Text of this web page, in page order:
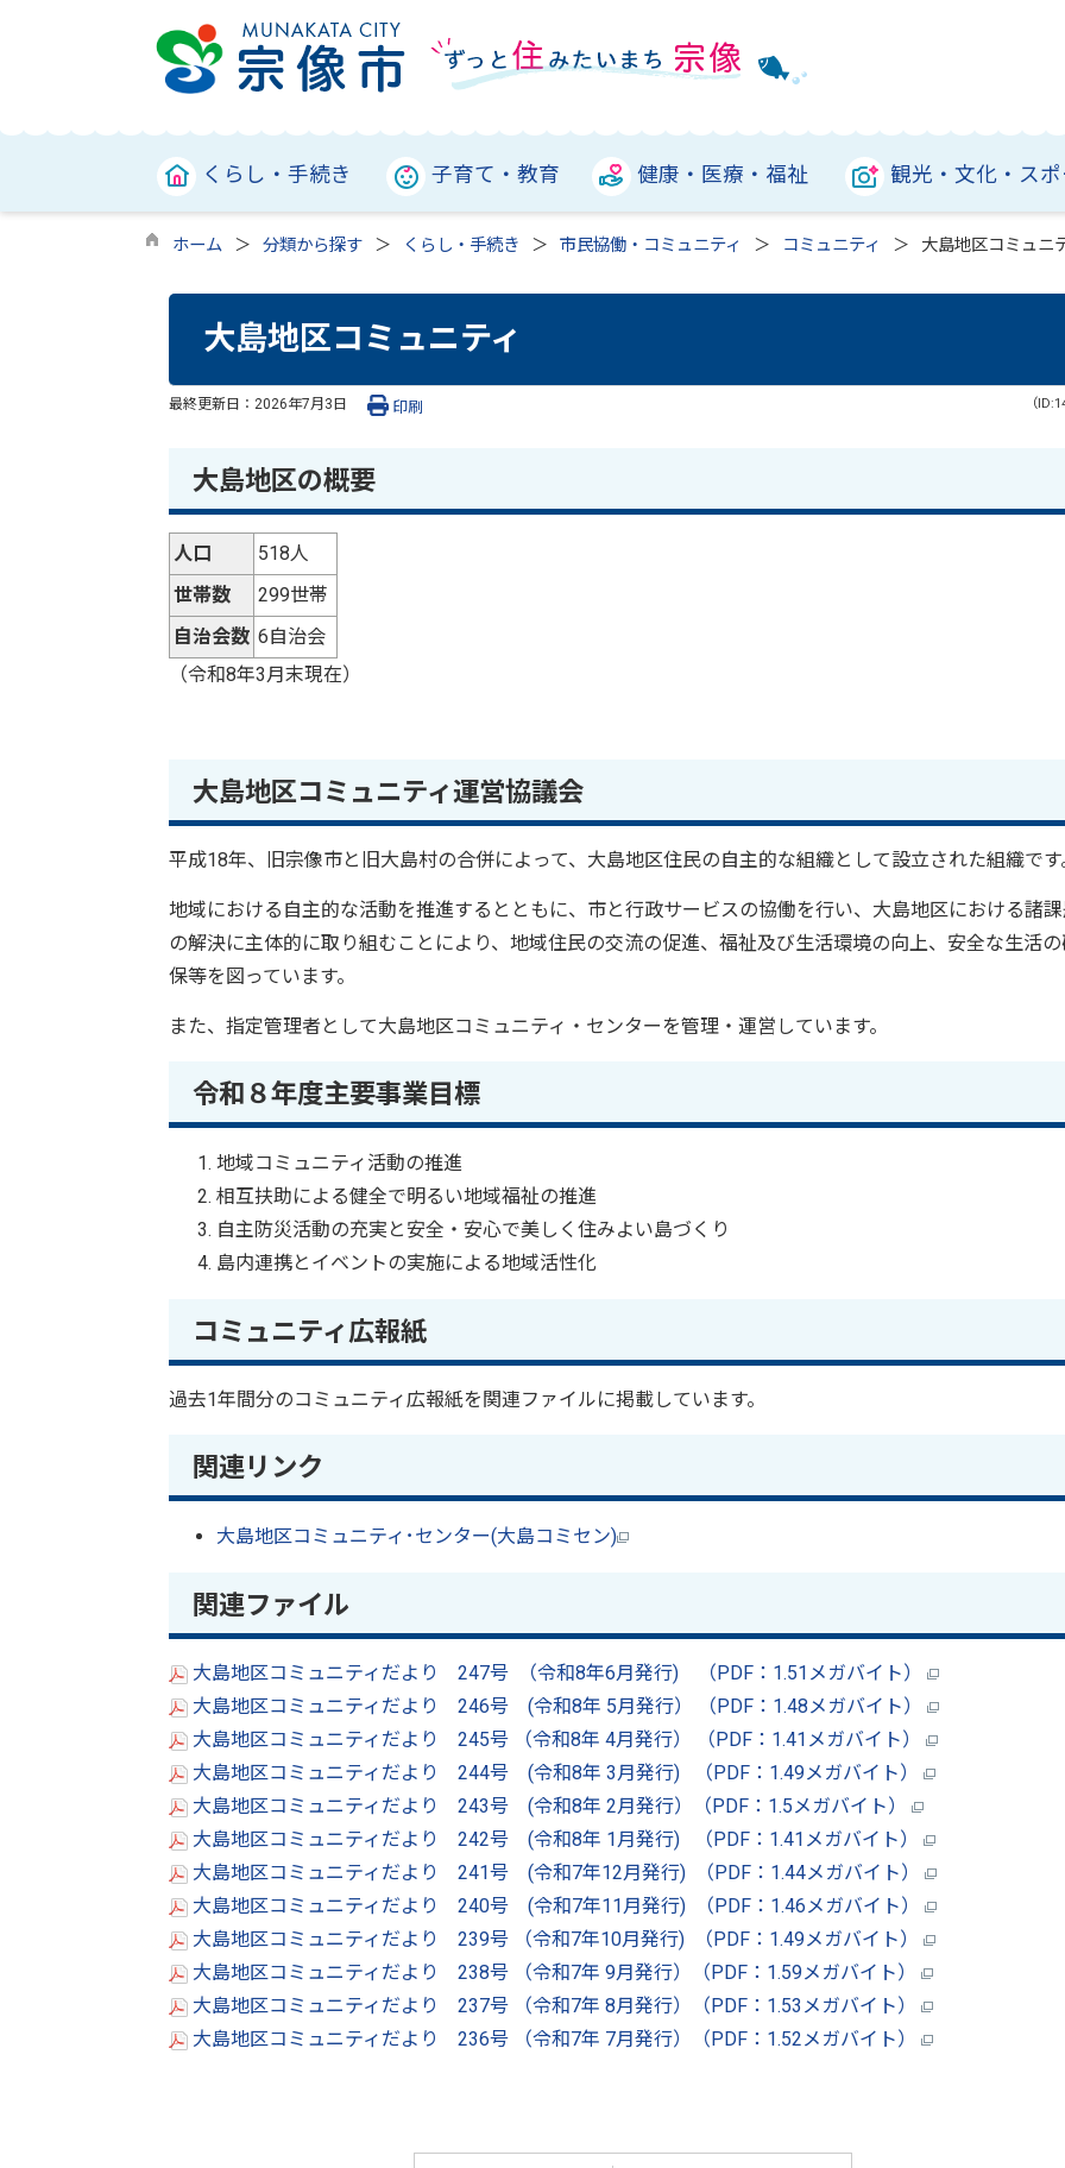
くらし・手続き 子育て・教育 健康・医療・福祉 観光・文化・ス
ホーム 分類から探す くらし・手続き 市民協働・コミュニティ コミュニティ 大島地区コミュニ
大島地区コミュニティ
最終更新日： 2026年7月3日 （
印刷
大島地区の概要
人口
518人
世帯数
299世帯
自治会数 6自治会
（令和8年3月末現在）
大島地区コミュニティ運営協議会
平成18年、旧宗像市と旧大島村の合併によって、大島地区住民の自主的な組織として設立された組織です
地域における自主的な活動を推進するとともに、市と行政サービスの協働を行い、大島地区における諸
の解決に主体的に取り組むことにより、地域住民の交流の促進、福祉及び生活環境の向上、安全な生活
保等を図っています。
また、指定管理者として大島地区コミュニティ・センターを管理・運営しています。
令和８年度主要事業目標
地域コミュニティ活動の推進
相互扶助による健全で明るい地域福祉の推進
自主防災活動の充実と安全・安心で美しく住みよい島づくり
島内連携とイベントの実施による地域活性化
コミュニティ広報紙
過去1年間分のコミュニティ広報紙を関連ファイルに掲載しています。
関連リンク
大島地区コミュニティ･センター(大島コミセン)
関連ファイル
大島地区コミュニティだより 247号 （令和8年6月発行) （PDF：1.51メガバイト）
大島地区コミュニティだより 246号 (令和8年 5月発行） （PDF：1.48メガバイト）
大島地区コミュニティだより 245号 （令和8年 4月発行） （PDF：1.41メガバイト）
大島地区コミュニティだより 244号 (令和8年 3月発行) （PDF：1.49メガバイト）
大島地区コミュニティだより 243号 (令和8年 2月発行）（PDF：1.5メガバイト）
大島地区コミュニティだより 242号 (令和8年 1月発行) （PDF：1.41メガバイト）
大島地区コミュニティだより 241号 (令和7年12月発行) （PDF：1.44メガバイト）
大島地区コミュニティだより 240号 (令和7年11月発行) （PDF：1.46メガバイト）
大島地区コミュニティだより 239号 （令和7年10月発行) （PDF：1.49メガバイト）
大島地区コミュニティだより 238号 （令和7年 9月発行）（PDF：1.59メガバイト）
大島地区コミュニティだより 237号 （令和7年 8月発行）（PDF：1.53メガバイト）
大島地区コミュニティだより 236号 （令和7年 7月発行）（PDF：1.52メガバイト）